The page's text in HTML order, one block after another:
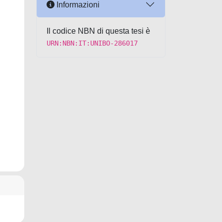
Informazioni
Il codice NBN di questa tesi è
URN:NBN:IT:UNIBO-286017